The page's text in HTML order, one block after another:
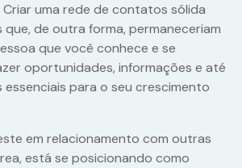
uma rede de contatos sólida
de outra forma, permaneceriam
que você conhece e se
oportunidades, informações e até
essenciais para o seu crescimento
em relacionamento com outras
está se posicionando como